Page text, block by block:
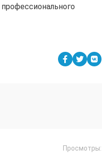
Просмотры: